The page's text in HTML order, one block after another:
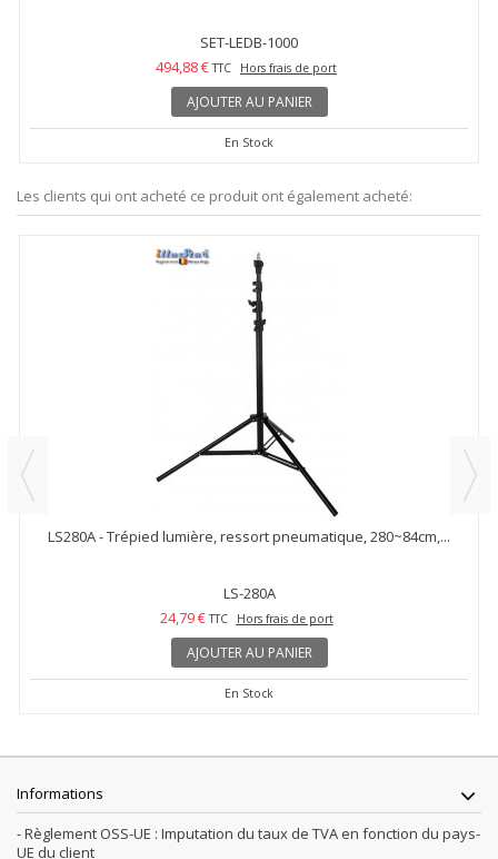
SET-LEDB-1000
494,88 € TTC Hors frais de port
AJOUTER AU PANIER
En Stock
Les clients qui ont acheté ce produit ont également acheté:
LS280A - Trépied lumière, ressort pneumatique, 280~84cm,...
LS-280A
24,79 € TTC Hors frais de port
AJOUTER AU PANIER
En Stock
Informations
- Règlement OSS-UE : Imputation du taux de TVA en fonction du pays-
UE du client